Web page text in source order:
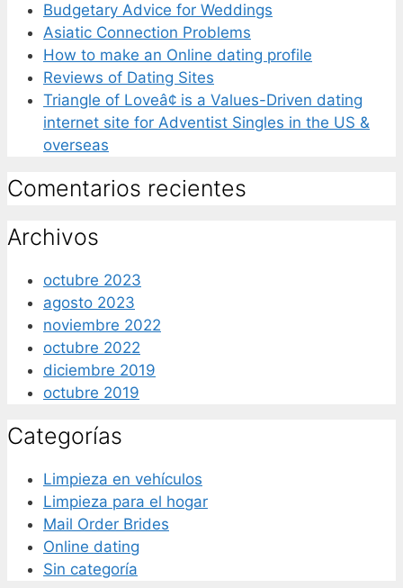
Budgetary Advice for Weddings
Asiatic Connection Problems
How to make an Online dating profile
Reviews of Dating Sites
Triangle of Loveâ¢ is a Values-Driven dating
internet site for Adventist Singles in the US &
overseas
Comentarios recientes
Archivos
octubre 2023
agosto 2023
noviembre 2022
octubre 2022
diciembre 2019
octubre 2019
Categorías
Limpieza en vehículos
Limpieza para el hogar
Mail Order Brides
Online dating
Sin categoría